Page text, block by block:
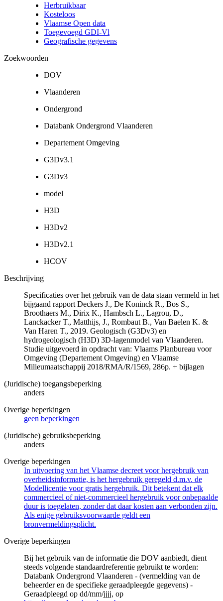
Herbruikbaar
Kosteloos
Vlaamse Open data
Toegevoegd GDI-Vl
Geografische gegevens
Zoekwoorden
DOV
Vlaanderen
Ondergrond
Databank Ondergrond Vlaanderen
Departement Omgeving
G3Dv3.1
G3Dv3
model
H3D
H3Dv2
H3Dv2.1
HCOV
Beschrijving
Specificaties over het gebruik van de data staan vermeld in het
bijgaand rapport Deckers J., De Koninck R., Bos S.,
Broothaers M., Dirix K., Hambsch L., Lagrou, D.,
Lanckacker T., Matthijs, J., Rombaut B., Van Baelen K. &
Van Haren T., 2019. Geologisch (G3Dv3) en
hydrogeologisch (H3D) 3D-lagenmodel van Vlaanderen.
Studie uitgevoerd in opdracht van: Vlaams Planbureau voor
Omgeving (Departement Omgeving) en Vlaamse
Milieumaatschappij 2018/RMA/R/1569, 286p. + bijlagen
(Juridische) toegangsbeperking
anders
Overige beperkingen
geen beperkingen
(Juridische) gebruiksbeperking
anders
Overige beperkingen
In uitvoering van het Vlaamse decreet voor hergebruik van
overheidsinformatie, is het hergebruik geregeld d.m.v. de
Modellicentie voor gratis hergebruik. Dit betekent dat elk
commercieel of niet-commercieel hergebruik voor onbepaalde
duur is toegelaten, zonder dat daar kosten aan verbonden zijn.
Als enige gebruiksvoorwaarde geldt een
bronvermeldingsplicht.
Overige beperkingen
Bij het gebruik van de informatie die DOV aanbiedt, dient
steeds volgende standaardreferentie gebruikt te worden:
Databank Ondergrond Vlaanderen - (vermelding van de
beheerder en de specifieke geraadpleegde gegevens) -
Geraadpleegd op dd/mm/jjjj, op